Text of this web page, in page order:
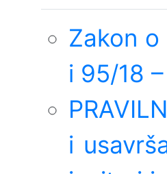
Zakon o
i 95/18
i